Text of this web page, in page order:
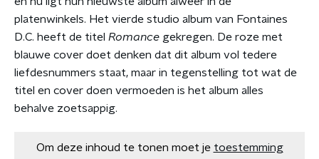
platenwinkels. Het vierde studio album van Fontaines
D.C. heeft de titel Romance gekregen. De roze met
blauwe cover doet denken dat dit album vol tedere
liefdesnummers staat, maar in tegenstelling tot wat de
titel en cover doen vermoeden is het album alles
behalve zoetsappig.
Om deze inhoud te tonen moet je toestemming